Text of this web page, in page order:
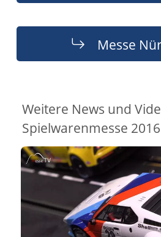
Messe
Weitere News und
Spielwarenmesse